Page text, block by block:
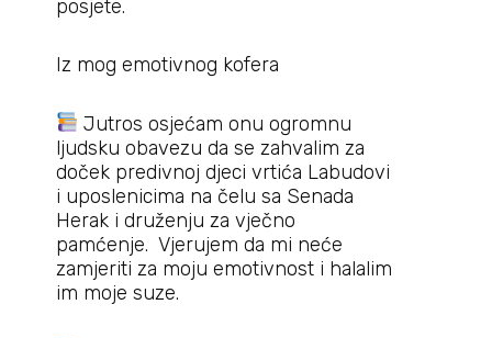
posjete.
Iz mog emotivnog kofera
Jutros osjećam onu ogromnu
ljudsku obavezu da se zahvalim za
doček predivnoj djeci vrtića Labudovi
i uposlenicima na čelu sa Senada
Herak i druženju za vječno
pamćenje. Vjerujem da mi neće
zamjeriti za moju emotivnost i halalim
im moje suze.